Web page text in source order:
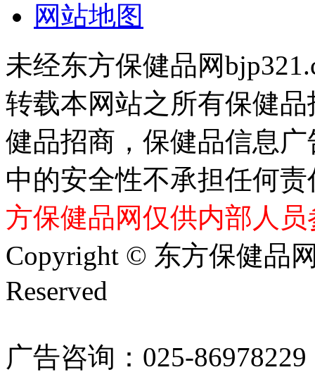
网站地图
未经东方保健品网
转载本网站之所有保健
健品招商，保健品信息
中的安全性不承担任何
方保健品网仅供内部人
Copyright © 东方保健品
Reserved
广告咨询：025-86978229